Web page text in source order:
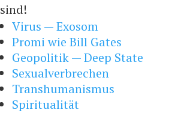
sind!
Virus — Exosom
Promi wie Bill Gates
Geopolitik — Deep State
Sexualverbrechen
Transhumanismus
Spiritualität